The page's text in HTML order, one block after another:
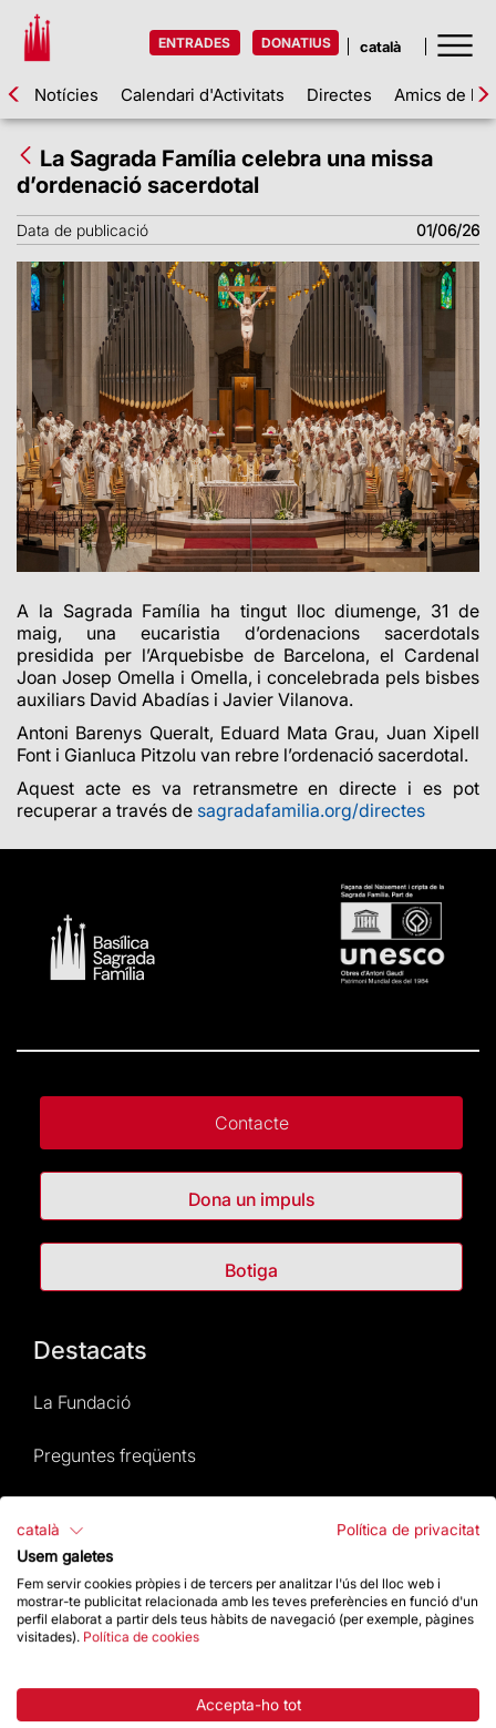
ENTRADES DONATIUS
Notícies Calendari d'Activitats Directes Amics de la
La Sagrada Família celebra una missa
d’ordenació sacerdotal
Data de publicació 01/06/26
A la Sagrada Família ha tingut lloc diumenge, 31 de
maig, una eucaristia d’ordenacions sacerdotals
presidida per l’Arquebisbe de Barcelona, el Cardenal
Joan Josep Omella i Omella, i concelebrada pels bisbes
auxiliars David Abadías i Javier Vilanova.
Antoni Barenys Queralt, Eduard Mata Grau, Juan Xipell
Font i Gianluca Pitzolu van rebre l’ordenació sacerdotal.
Aquest acte es va retransmetre en directe i es pot
recuperar a través de sagradafamilia.org/directes
Contacte
Dona un impuls
Botiga
Destacats
La Fundació
Preguntes freqüents
Normativa i condicions de compra
Notícies i Actualitat
Dona un impuls
català
Política de privacitat
Usem galetes
Fem servir cookies pròpies i de tercers per analitzar l'ús del lloc web i
mostrar-te publicitat relacionada amb les teves preferències en funció d'un
perfil elaborat a partir dels teus hàbits de navegació (per exemple, pàgines
visitades). Política de cookies
Accepta-ho tot